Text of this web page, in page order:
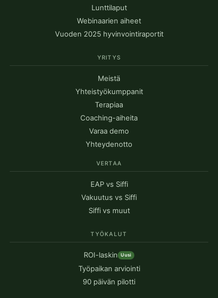
Lunttilaput
Webinaarien aiheet
Vuoden 2025 hyvinvointiraportit
YRITYS
Meistä
Yhteistyökumppanit
Terapiaa
Coaching-aiheita
Varaa demo
Yhteydenotto
VERTAA
EAP vs Siffi
Vakuutus vs Siffi
Siffi vs muut
TYÖKALUT
ROI-laskin Uusi
Työpaikan arviointi
90 päivän pilotti